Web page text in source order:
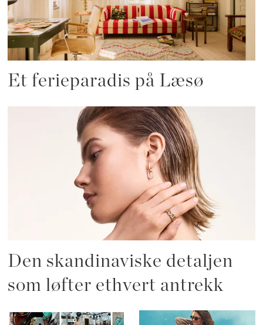
Et ferieparadis på Læsø
Den skandinaviske detaljen
som løfter ethvert antrekk